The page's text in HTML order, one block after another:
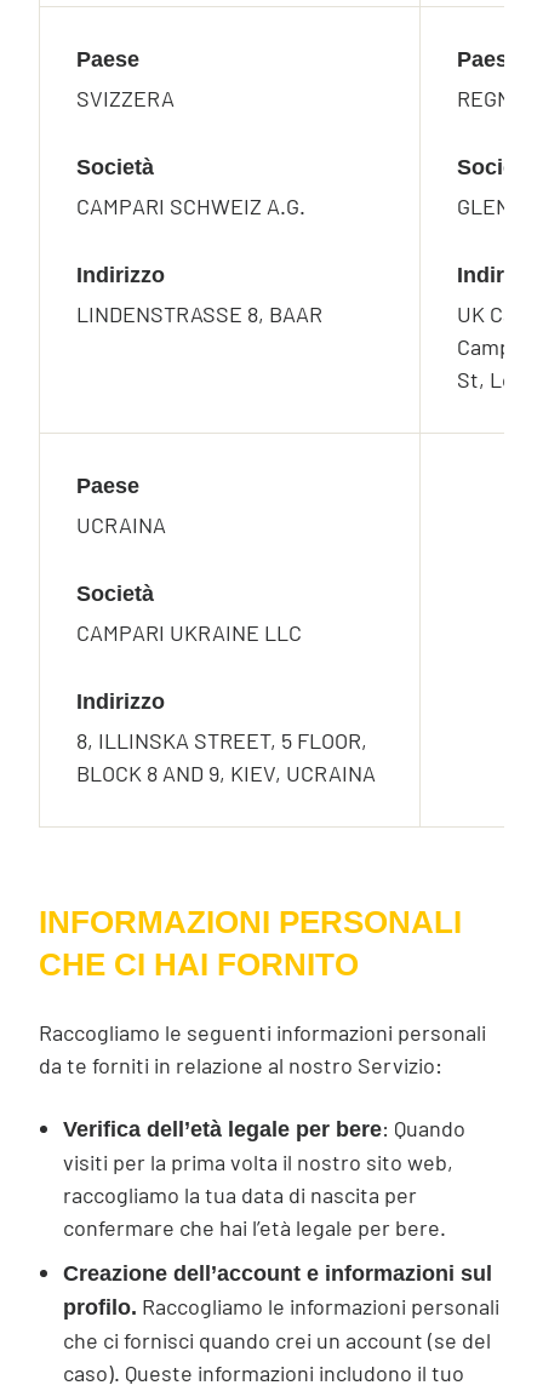
Paese
SVIZZERA
Paese
REGNO
Società
CAMPARI SCHWEIZ A.G.
Società
GLEN
Indirizzo
LINDENSTRASSE 8, BAAR
UK
Campari
St,
Paese
UCRAINA
Società
CAMPARI UKRAINE LLC
Indirizzo
8, ILLINSKA STREET, 5 FLOOR,
BLOCK 8 AND 9, KIEV, UCRAINA
INFORMAZIONI PERSONALI
CHE CI HAI FORNITO
Raccogliamo le seguenti informazioni personali
da te forniti in relazione al nostro Servizio:
Verifica dell’età legale per bere: Quando
visiti per la prima volta il nostro sito web,
raccogliamo la tua data di nascita per
confermare che hai l’età legale per bere.
Creazione dell’account e informazioni sul
profilo. Raccogliamo le informazioni personali
che ci fornisci quando crei un account (se del
caso). Queste informazioni includono il tuo